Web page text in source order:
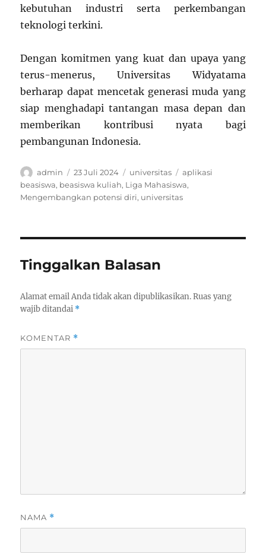
kebutuhan industri serta perkembangan
teknologi terkini.
Dengan komitmen yang kuat dan upaya yang
terus-menerus, Universitas Widyatama
berharap dapat mencetak generasi muda yang
siap menghadapi tantangan masa depan dan
memberikan kontribusi nyata bagi
pembangunan Indonesia.
Author
admin
Posted
on
23 Juli 2024 Categories
universitas Tags
aplikasi
beasiswa, beasiswa kuliah, Liga Mahasiswa,
Mengembangkan potensi diri, universitas
Tinggalkan Balasan
Alamat email Anda tidak akan dipublikasikan. Ruas yang
wajib ditandai *
KOMENTAR *
NAMA *